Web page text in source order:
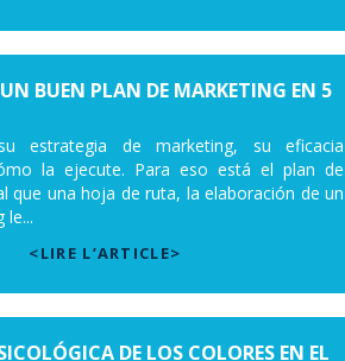
BUEN PLAN DE MARKETING EN 5
estrategia de marketing, su eficacia
la ejecute. Para eso está el plan de
que una hoja de ruta, la elaboración de un
le...
<LIRE L’ARTICLE>
DE LOS COLORES EN EL